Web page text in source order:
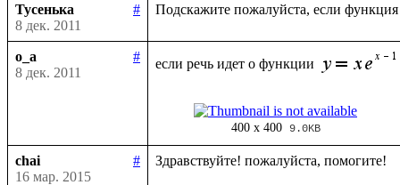
Тусенька
#
8 дек. 2011
o_a
#
8 дек. 2011
если речь идет о функции
400 x 400 9.0KB
chai
#
16 мар. 2015